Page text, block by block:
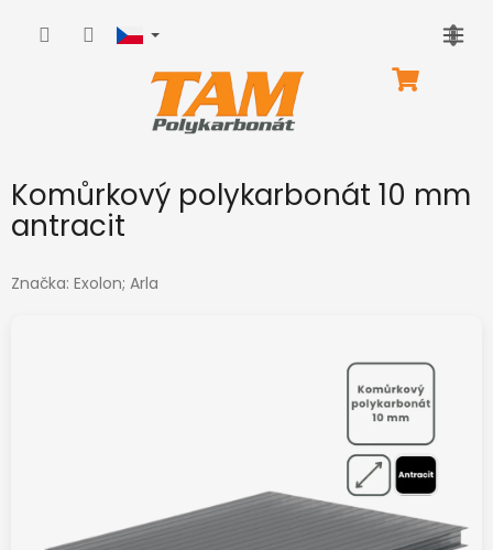
NÁKUPNÍ
Komůrkový polykarbonát 10 mm
antracit
Značka: Exolon; Arla